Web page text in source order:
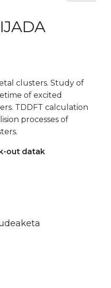
clusters. Study of
of excited
TDDFT calculation
processes of
out datak